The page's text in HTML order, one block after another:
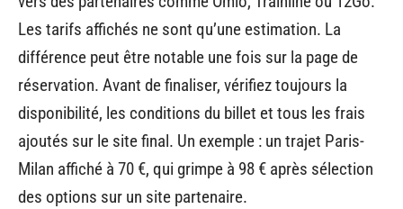
Les tarifs affichés ne sont qu’une estimation. La
différence peut être notable une fois sur la page de
réservation. Avant de finaliser, vérifiez toujours la
disponibilité, les conditions du billet et tous les frais
ajoutés sur le site final. Un exemple : un trajet Paris-
Milan affiché à 70 €, qui grimpe à 98 € après sélection
des options sur un site partenaire.